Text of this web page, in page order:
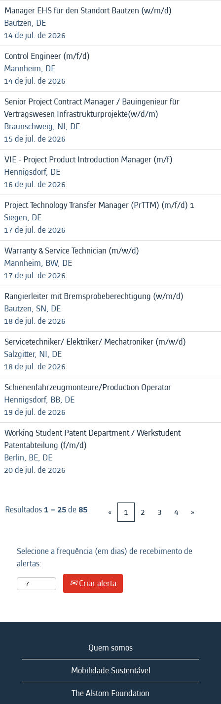
Manager EHS für den Standort Bautzen (w/m/d)
Bautzen, DE
14 de jul. de 2026
Control Engineer (m/f/d)
Mannheim, DE
14 de jul. de 2026
Senior Project Contract Manager / Bauingenieur für
Vertragswesen Infrastrukturprojekte(w/d/m)
Braunschweig, NI, DE
15 de jul. de 2026
VIE - Project Product Introduction Manager (m/f)
Hennigsdorf, DE
16 de jul. de 2026
Project Technology Transfer Manager (PrTTM) (m/f/d) 1
Siegen, DE
17 de jul. de 2026
Warranty & Service Technician (m/w/d)
Mannheim, BW, DE
17 de jul. de 2026
Rangierleiter mit Bremsprobeberechtigung (w/m/d)
Bautzen, SN, DE
18 de jul. de 2026
Servicetechniker/ Elektriker/ Mechatroniker (m/w/d)
Salzgitter, NI, DE
18 de jul. de 2026
Schienenfahrzeugmonteure/Production Operator
Hennigsdorf, BB, DE
19 de jul. de 2026
Working Student Patent Department / Werkstudent
Patentabteilung (f/m/d)
Berlin, BE, DE
20 de jul. de 2026
Resultados1 – 25de 85 « 1 2 3 4 »
Selecione a frequência (em dias) de recebimento de
alertas:
Criar alerta
Quem somos
Mobilidade Sustentável
The Alstom Foundation